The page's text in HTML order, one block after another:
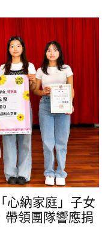
心納家庭」子女
帶領團隊響應捐